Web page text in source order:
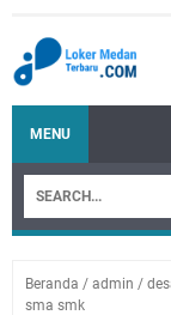
MENU
Beranda / admin /
sma smk